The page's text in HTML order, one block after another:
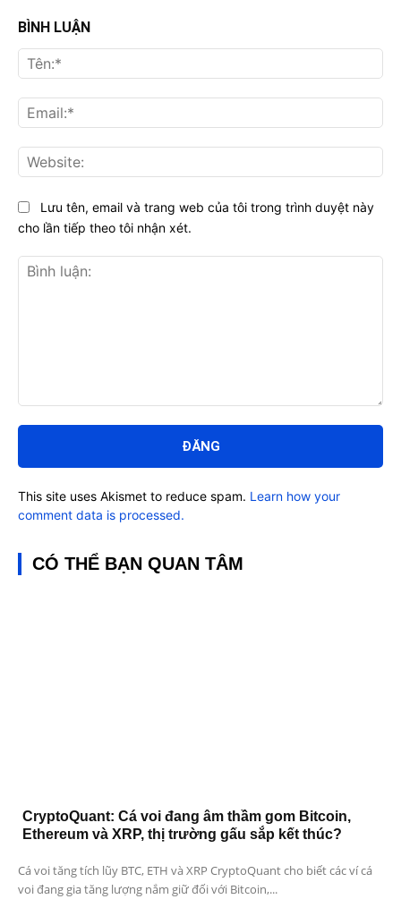
BÌNH LUẬN
luận:
Lưu tên, email và trang web của tôi trong trình duyệt này
cho lần tiếp theo tôi nhận xét.
This site uses Akismet to reduce spam. Learn how your
comment data is processed.
CÓ THỂ BẠN QUAN TÂM
CryptoQuant: Cá voi đang âm thầm gom Bitcoin,
Ethereum và XRP, thị trường gấu sắp kết thúc?
Cá voi tăng tích lũy BTC, ETH và XRP CryptoQuant cho biết các ví cá
voi đang gia tăng lượng nắm giữ đối với Bitcoin,...